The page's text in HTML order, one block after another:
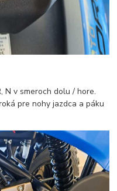
N v smeroch dolu / hore.
pre nohy jazdca a páku